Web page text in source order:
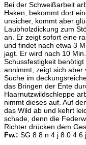
Bei der Schweißarbeit
Haken, bekommt dort
unsicher, kommt aber
Laubholzdickung zum
an. Er zeigt sofort eine
und findet nach etwa 3
jagt. Er wird nach 10
Schussfestigkeit
annimmt, zeigt sich aber
Suche im
das Bringen der Ente
Haarnutzwildschleppe
nimmt dieses auf. Auf
das Wild ab und kehrt
schade, denn die
Richter drücken dem
Fw.: SG 8 8 n 4 j 8 0 4 6 j